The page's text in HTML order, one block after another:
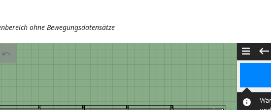
ohne Bewegungsdatensätze